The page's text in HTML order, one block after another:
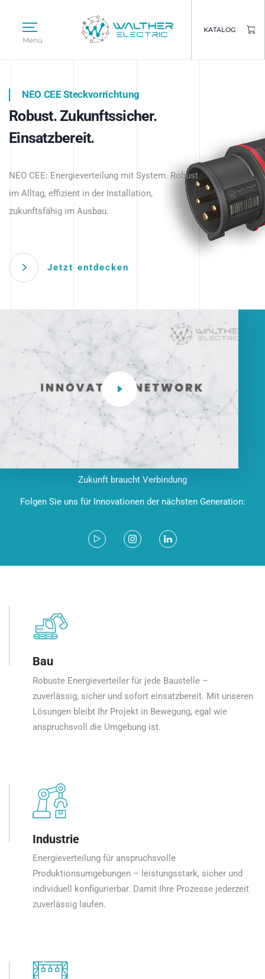
Menü
KATALOG
Intelligente Stromverteilung
beginnt hier.
NEO CEE Steckvorrichtung
Robust. Zukunftssicher.
Einsatzbereit.
NEO CEE: Energieverteilung mit System. Robust
im Alltag, effizient in der Installation,
zukunftsfähig im Ausbau.
Jetzt entdecken
Intelligenz trifft Energie.
Anwendungen – robust, IP-geschützt und
zukunftsfähig.
Zukunft braucht Verbindung
Folgen Sie uns für Innovationen der nächsten Generation:
Bau
Robuste Energieverteiler für jede Baustelle –
zuverlässig, sicher und sofort einsatzbereit. Mit unseren
Lösungen bleibt Ihr Projekt in Bewegung, egal wie
anspruchsvoll die Umgebung ist.
Industrie
Energieverteilung für anspruchsvolle
Produktionsumgebungen – leistungsstark, sicher und
individuell konfigurierbar. Damit Ihre Prozesse jederzeit
zuverlässig laufen.